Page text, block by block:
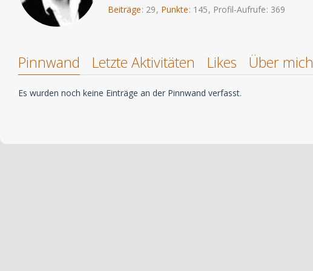
Beiträge 29 Punkte 145 Profil-Aufrufe 369
Pinnwand Letzte Aktivitäten Likes Über mich
Es wurden noch keine Einträge an der Pinnwand verfasst.